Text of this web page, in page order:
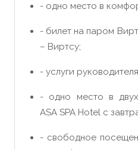
- одно место в
- билет на паром
– Виртсу;
- услуги
- одно место в
ASA SPA Hotel с
- свободное